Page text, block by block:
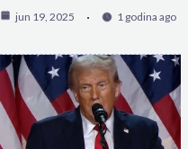
jun 19, 2025 1 godina ago